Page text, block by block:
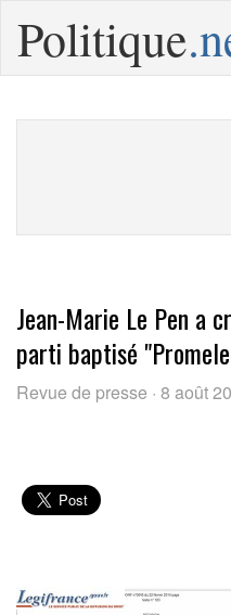
Politique
Jean-Marie Le Pen a
parti baptisé
Revue de presse · 8 août